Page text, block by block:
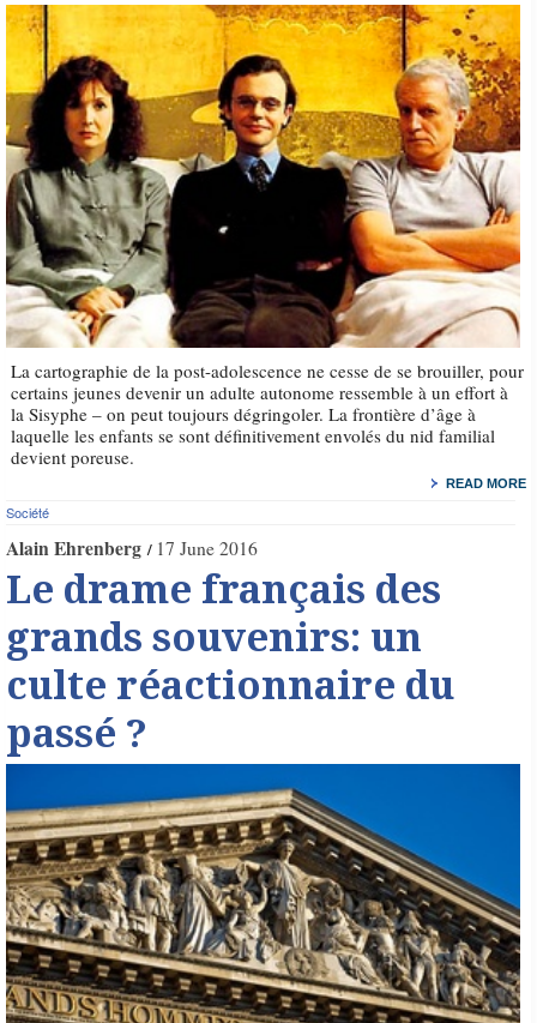
La cartographie de la post-adolescence ne cesse de se brouiller, pour
certains jeunes devenir un adulte autonome ressemble à un effort à
la Sisyphe – on peut toujours dégringoler. La frontière d’âge à
laquelle les enfants se sont définitivement envolés du nid familial
devient poreuse.
READ MORE
Société
Alain Ehrenberg 17 June 2016
Le drame français des
grands souvenirs: un
culte réactionnaire du
passé ?